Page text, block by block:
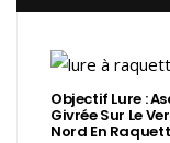
Objectif Lure :
Givrée Sur Le
Nord En